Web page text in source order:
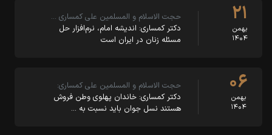
۲۱
بهمن
۱۴۰۴
حجت الاسلام و المسلمین علی کمساری …
دکتر کمساری: اندیشه امام، نرم‌افزار حل
مسئله زنان در ایران است
۰۶
بهمن
۱۴۰۴
حجت الاسلام و المسلمین علی کمساری:
دکتر کمساری: خاندان پهلوی وطن فروش
هستند نسل جوان باید نسبت به …